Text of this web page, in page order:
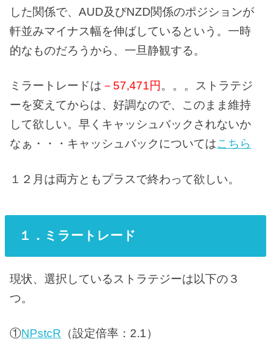
した関係で、AUD及びNZD関係のポジションが
軒並みマイナス幅を伸ばしているという。一時
的なものだろうから、一旦静観する。
ミラートレードは －57,471円 。。。ストラテジ
ーを変えてからは、好調なので、このまま維持
して欲しい。早くキャッシュバックされないか
なぁ・・・キャッシュバックについてはこちら
１２月は両方ともプラスで終わって欲しい。
１．ミラートレード
現状、選択しているストラテジーは以下の３
つ。
①NPstcR （設定倍率：2.1）